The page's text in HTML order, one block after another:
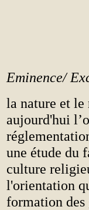
Eminence/
la nature et le
aujourd'hui
une étude du
culture
l'orientation
formation des